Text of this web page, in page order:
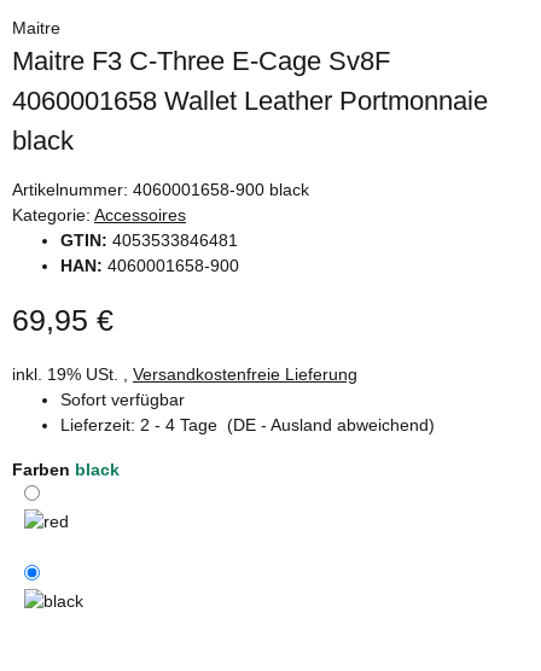
Maitre
Maitre F3 C-Three E-Cage Sv8F
4060001658 Wallet Leather Portmonnaie
black
Artikelnummer: 4060001658-900 black
Kategorie: Accessoires
GTIN: 4053533846481
HAN: 4060001658-900
69,95 €
inkl. 19% USt. , Versandkostenfreie Lieferung
Sofort verfügbar
Lieferzeit: 2 - 4 Tage (DE - Ausland abweichend)
Farben black
red